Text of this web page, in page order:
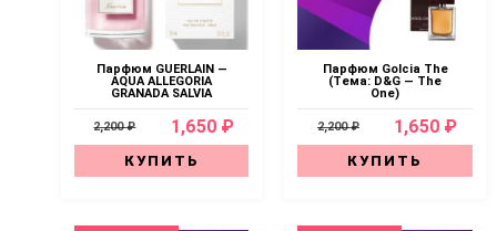
Парфюм GUERLAIN —
AQUA ALLEGORIA
GRANADA SALVIA
2,200 ₽ 1,650 ₽
КУПИТЬ
Парфюм Golcia The
(Тема: D&G — The
One)
2,200 ₽ 1,650 ₽
КУПИТЬ